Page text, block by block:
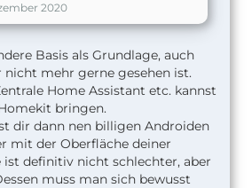
2020
Basis als Grundlage, auch
nicht mehr gerne gesehen ist.
Home Assistant etc. kannst
bringen.
dir dann nen billigen Androiden
mit der Oberfläche deiner
ist definitiv nicht schlechter, aber
muss man sich bewusst